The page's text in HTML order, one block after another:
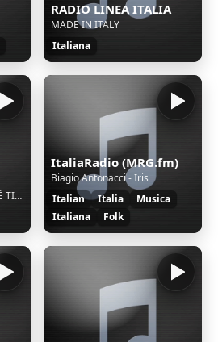
RADIO LINEA ITALIA
MADE IN ITALY
Italiana
ANDREA SANNINO - NUN È TIEMPO
ItaliaRadio (MRG.fm)
Biagio Antonacci - Iris
Italian
Italia
Musica
Italiana
Folk